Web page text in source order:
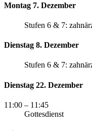
Montag 7. Dezember
Stufen 6 & 7:
Dienstag 8. Dezember
Stufen 6 & 7:
Dienstag 22. Dezember
11:00 – 11:45
Gottesdienst